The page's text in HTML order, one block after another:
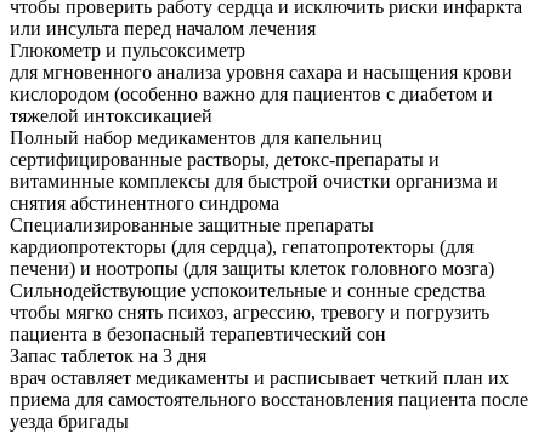
чтобы проверить работу сердца и исключить риски инфаркта
или инсульта перед началом лечения
Глюкометр и пульсоксиметр
для мгновенного анализа уровня сахара и насыщения крови
кислородом (особенно важно для пациентов с диабетом и
тяжелой интоксикацией
Полный набор медикаментов для капельниц
сертифицированные растворы, детокс-препараты и
витаминные комплексы для быстрой очистки организма и
снятия абстинентного синдрома
Специализированные защитные препараты
кардиопротекторы (для сердца), гепатопротекторы (для
печени) и ноотропы (для защиты клеток головного мозга)
Сильнодействующие успокоительные и сонные средства
чтобы мягко снять психоз, агрессию, тревогу и погрузить
пациента в безопасный терапевтический сон
Запас таблеток на 3 дня
врач оставляет медикаменты и расписывает четкий план их
приема для самостоятельного восстановления пациента после
уезда бригады